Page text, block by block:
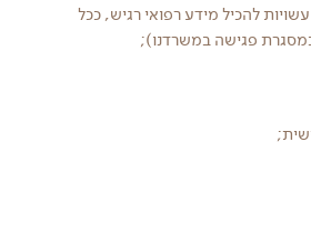
להכיל מידע רפואי רגיש, ככל
פגישה במשרדנו);